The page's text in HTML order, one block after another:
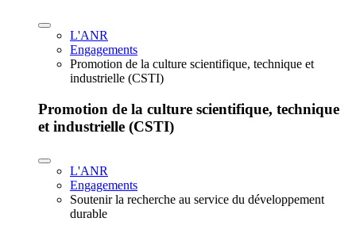
L'ANR
Engagements
Promotion de la culture scientifique, technique et
industrielle (CSTI)
Promotion de la culture scientifique, technique
et industrielle (CSTI)
L'ANR
Engagements
Soutenir la recherche au service du développement
durable